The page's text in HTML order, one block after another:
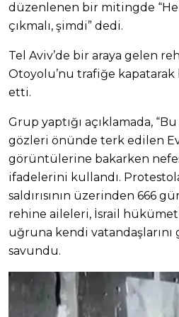
düzenlenen bir mitingde
çıkmalı, şimdi” dedi.
Tel Aviv’de bir araya gelen
Otoyolu’nu trafiğe
etti.
Grup yaptığı açıklamada,
gözleri önünde terk edilen
görüntülerine bakarken
ifadelerini kullandı.
saldırısının üzerinden 666
rehine aileleri, İsrail
uğruna kendi vatandaşlarını
savundu.